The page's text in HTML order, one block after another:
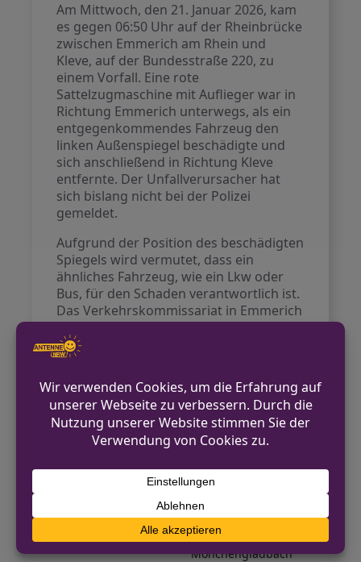
Am Mittwoch, den 21. Januar 2026, kam
es gegen 06:50 Uhr auf der Rheinbrücke
zwischen Emmerich am Rhein und
Kleve, auf der Bundesstraße 220, zu
einem Vorfall. Eine rote
Sattelzugmaschine mit Auflieger war in
Richtung Emmerich unterwegs, als ein
entgegenkommendes Fahrzeug den
linken Außenspiegel beschädigte und
sich anschließend in Richtung Kleve
entfernte. Der Unfallverursacher hat
sich bislang nicht bei der Polizei
gemeldet.
Aufgrund der Position des beschädigten
Spiegels wird vermutet, dass ein
ähnliches Fahrzeug, wie ein Lkw oder
Bus, für den Schaden verantwortlich ist.
Das Verkehrskommissariat in Emmerich
hat die Ermittlungen aufgenommen und
sucht nach Zeugen, die sachdienliche
Hinweise zum Vorfall oder dem
verursachenden Fahrzeug geben
können.
Einbruch am Heiligen Abend in Emmerich:
Schmuck entwendet
NÄCHSTER BEITRAG
Bundespolizei vollstreckt
Untersuchungshaftbefehl am Hauptbahnhof
Mönchengladbach